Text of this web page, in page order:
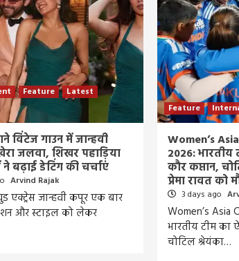
Feature
Latest
विंटेज गाउन में जान्हवी
जलवा, शिखर पहाड़िया
बढ़ाई डेटिंग की चर्चाएं
Arvind Rajak
एक्ट्रेस जान्हवी कपूर एक बार
और स्टाइल को लेकर
Feature
Women’s
2026: भारतीय
कौर कप्तान,
प्रेमा रावत को
3 days ago
Women’s Asia
भारतीय टीम का
चोटिल श्रेयंका…
Feature
दिग्गज पार्श्व गायिका जमुना